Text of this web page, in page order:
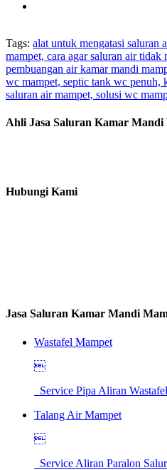
Tags: alat untuk mengatasi saluran
mampet, cara agar saluran air
pembuangan air kamar mandi
wc mampet, septic tank wc penuh,
saluran air mampet, solusi wc
Ahli Jasa Saluran Kamar Mandi
Hubungi Kami
Jasa Saluran Kamar Mandi
Wastafel Mampet

Service Pipa Aliran Wastafel
Talang Air Mampet

Service Aliran Paralon